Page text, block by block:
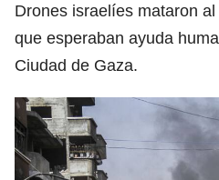
Drones israelíes mataron
que esperaban ayuda
Ciudad de Gaza.